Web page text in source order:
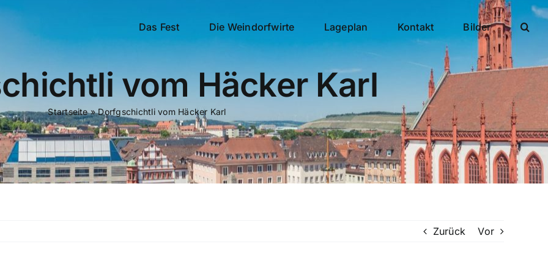
Das Fest Die Weindorfwirte Lageplan Kontakt Bilder
vom Häcker Karl
Startseite»Dorfgschichtli vom Häcker Karl
Zurück Vor